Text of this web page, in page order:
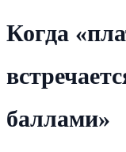
Когда
баллами»